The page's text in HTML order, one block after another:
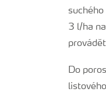
3 l/ha
Do